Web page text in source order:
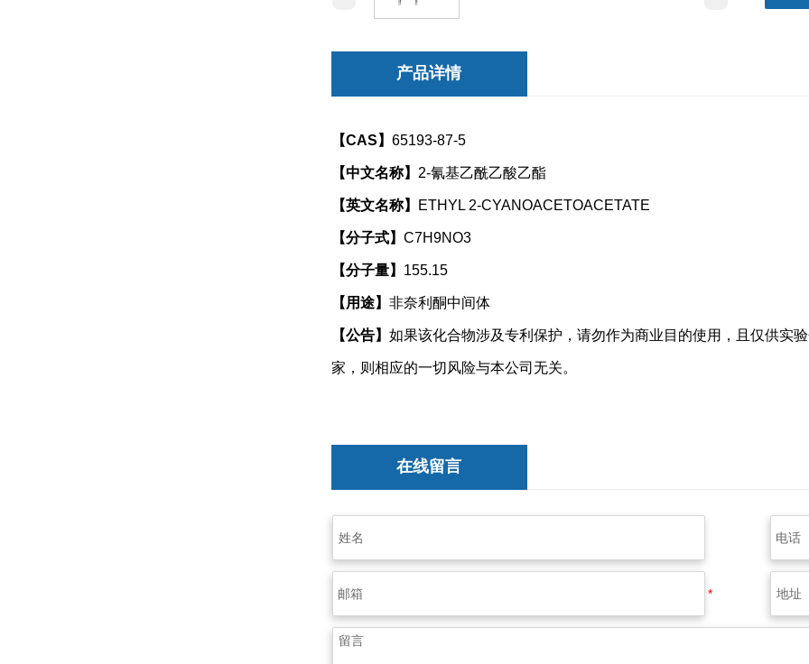
【CAS】 65193-87-5
【中文名称】 2-氰基乙酰乙酸乙酯
【英文名称】 ETHYL 2-CYANOACETOACETATE
【分子式】 C7H9NO3
【分子量】 155.15
【用途】 非奈利酮中间体
【公告】 如果该化合物涉及专利保护，请勿作为商业目的使用，且仅供实
家，则相应的一切风险与本公司无关。
产品详情
在线留言